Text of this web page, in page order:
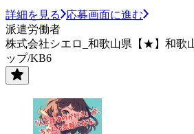
詳細を見る
応募画面に進む
派遣労働者
株式会社シエロ_和歌山県【★】和歌
ップ/KB6